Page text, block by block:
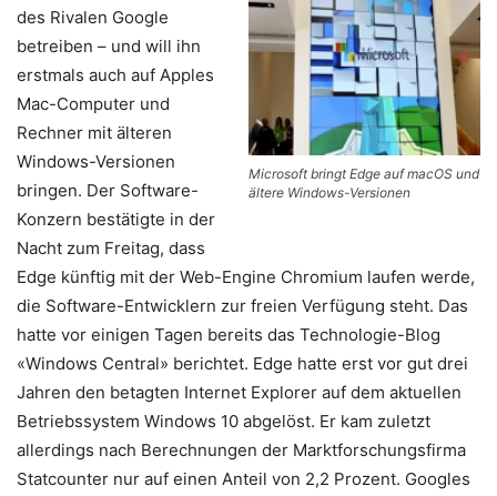
Microsoft bringt Edge auf macOS und
ältere Windows-Versionen
des Rivalen Google
betreiben – und will ihn
erstmals auch auf Apples
Mac-Computer und
Rechner mit älteren
Windows-Versionen
bringen. Der Software-
Konzern bestätigte in der
Nacht zum Freitag, dass
Edge künftig mit der Web-Engine Chromium laufen werde,
die Software-Entwicklern zur freien Verfügung steht. Das
hatte vor einigen Tagen bereits das Technologie-Blog
«Windows Central» berichtet. Edge hatte erst vor gut drei
Jahren den betagten Internet Explorer auf dem aktuellen
Betriebssystem Windows 10 abgelöst. Er kam zuletzt
allerdings nach Berechnungen der Marktforschungsfirma
Statcounter nur auf einen Anteil von 2,2 Prozent. Googles